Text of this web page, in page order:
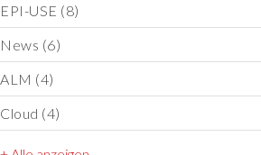
EPI-USE (8)
News (6)
ALM (4)
Cloud (4)